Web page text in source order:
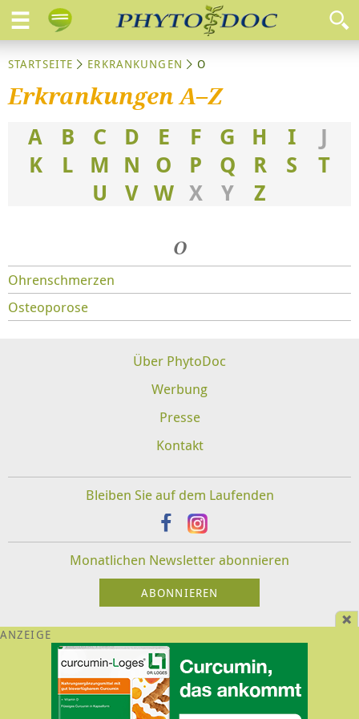
STARTSEITE ERKRANKUNGEN O
Erkrankungen A–Z
A B C D E F G H I
J
K
L M N O P Q R S
T
U
V W X Y Z
O
Ohrenschmerzen
Osteoporose
Über PhytoDoc
Werbung
Presse
Kontakt
Bleiben Sie auf dem Laufenden
Monatlichen Newsletter abonnieren
Impressum Datenschutz Disclaimer
Für Veranstalter und Therapeuten: